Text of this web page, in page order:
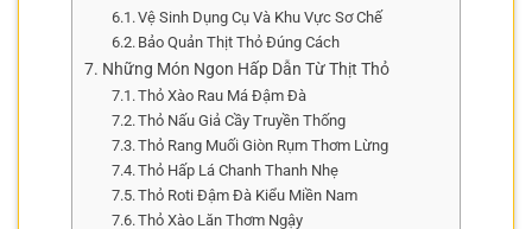
Vệ Sinh Dụng Cụ Và Khu Vực Sơ Chế
Bảo Quản Thịt Thỏ Đúng Cách
Những Món Ngon Hấp Dẫn Từ Thịt Thỏ
Thỏ Xào Rau Má Đậm Đà
Thỏ Nấu Giả Cầy Truyền Thống
Thỏ Rang Muối Giòn Rụm Thơm Lừng
Thỏ Hấp Lá Chanh Thanh Nhẹ
Thỏ Roti Đậm Đà Kiểu Miền Nam
Thỏ Xào Lăn Thơm Ngậy